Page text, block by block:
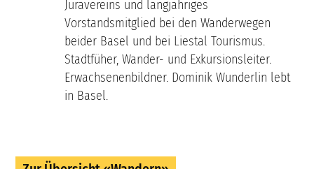
Juravereins und langjähriges
Vorstandsmitglied bei den Wanderwegen
beider Basel und bei Liestal Tourismus.
Stadtfüher, Wander- und Exkursionsleiter.
Erwachsenenbildner. Dominik Wunderlin lebt
in Basel.